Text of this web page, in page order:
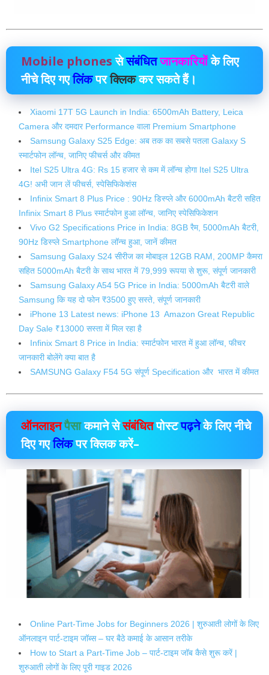
Mobile phonesसेसंबंधितजानकारियोंके लिए
नीचे दिए गएलिंकपरक्लिककर सकते हैं।
Xiaomi 17T 5G Launch in India: 6500mAh Battery, Leica
Camera और दमदार Performance वाला Premium Smartphone
Samsung Galaxy S25 Edge: अब तक का सबसे पतला Galaxy S
स्मार्टफोन लॉन्च, जानिए फीचर्स और कीमत
Itel S25 Ultra 4G: Rs 15 हजार से कम में लॉन्‍च होगा Itel S25 Ultra
4G! अभी जान लें फीचर्स, स्‍पेसिफ‍िकेशंस
Infinix Smart 8 Plus Price : 90Hz डिस्प्ले और 6000mAh बैटरी सहित
Infinix Smart 8 Plus स्मार्टफोन हुआ लॉन्च, जानिए स्पेसिफिकेशन
Vivo G2 Specifications Price in India: 8GB रैम, 5000mAh बैटरी,
90Hz डिस्प्ले Smartphone लॉन्च हुआ, जानें कीमत
Samsung Galaxy S24 सीरीज का मोबाइल 12GB RAM, 200MP कैमरा
सहित 5000mAh बैटरी के साथ भारत में 79,999 रूपया से शुरू, संपूर्ण जानकारी
Samsung Galaxy A54 5G Price in India: 5000mAh बैटरी वाले
Samsung कि यह दो फोन ₹3500 हुए सस्ते, संपूर्ण जानकारी
iPhone 13 Latest news: iPhone 13 Amazon Great Republic
Day Sale ₹13000 सस्ता में मिल रहा है
Infinix Smart 8 Price in India: स्मार्टफोन भारत में हुआ लॉन्च, फीचर
जानकारी बोलेंगे क्या बात है
SAMSUNG Galaxy F54 5G संपूर्ण Specification और भारत में कीमत
ऑनलाइनपैसाकमाने सेसंबंधितपोस्टपढ़नेके लिए नीचे
दिए गएलिंकपर क्लिक करें–
Online Part-Time Jobs for Beginners 2026 | शुरुआती लोगों के लिए
ऑनलाइन पार्ट-टाइम जॉब्स – घर बैठे कमाई के आसान तरीके
How to Start a Part-Time Job – पार्ट-टाइम जॉब कैसे शुरू करें |
शुरुआती लोगों के लिए पूरी गाइड 2026